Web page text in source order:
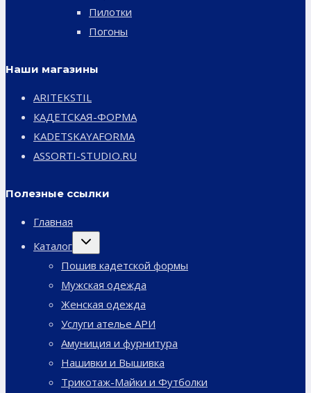
Пилотки
Погоны
Наши магазины
ARITEKSTIL
КАДЕТСКАЯ-ФОРМА
KADETSKAYAFORMA
ASSORTI-STUDIO.RU
Полезные ссылки
Главная
Каталог
Переключить
дочернее
Пошив кадетской формы
Мужская одежда
Женская одежда
Услуги ателье АРИ
Амуниция и фурнитура
Нашивки и Вышивка
Трикотаж-Майки и Футболки